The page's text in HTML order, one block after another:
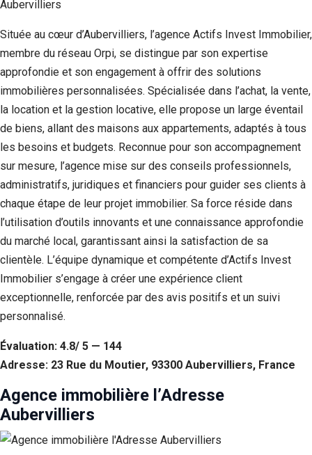
Située au cœur d’Aubervilliers, l’agence Actifs Invest Immobilier,
membre du réseau Orpi, se distingue par son expertise
approfondie et son engagement à offrir des solutions
immobilières personnalisées. Spécialisée dans l’achat, la vente,
la location et la gestion locative, elle propose un large éventail
de biens, allant des maisons aux appartements, adaptés à tous
les besoins et budgets. Reconnue pour son accompagnement
sur mesure, l’agence mise sur des conseils professionnels,
administratifs, juridiques et financiers pour guider ses clients à
chaque étape de leur projet immobilier. Sa force réside dans
l’utilisation d’outils innovants et une connaissance approfondie
du marché local, garantissant ainsi la satisfaction de sa
clientèle. L’équipe dynamique et compétente d’Actifs Invest
Immobilier s’engage à créer une expérience client
exceptionnelle, renforcée par des avis positifs et un suivi
personnalisé.
Évaluation: 4.8/ 5 — 144
Adresse: 23 Rue du Moutier, 93300 Aubervilliers, France
Agence immobilière l’Adresse
Aubervilliers